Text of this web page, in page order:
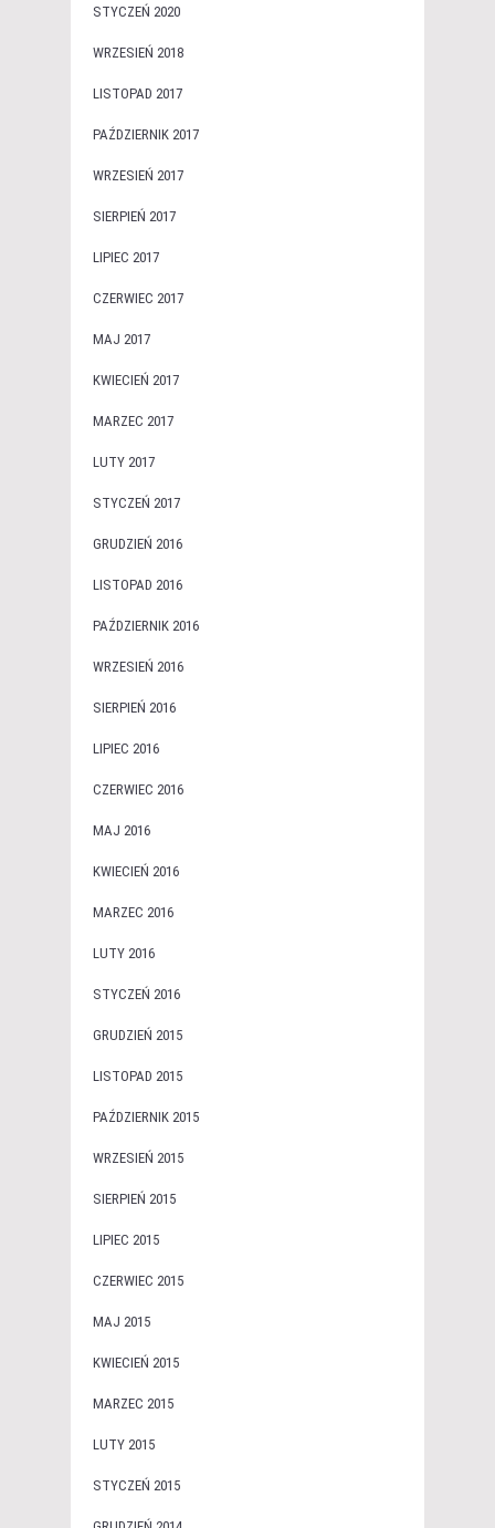
STYCZEŃ 2020
WRZESIEŃ 2018
LISTOPAD 2017
PAŹDZIERNIK 2017
WRZESIEŃ 2017
SIERPIEŃ 2017
LIPIEC 2017
CZERWIEC 2017
MAJ 2017
KWIECIEŃ 2017
MARZEC 2017
LUTY 2017
STYCZEŃ 2017
GRUDZIEŃ 2016
LISTOPAD 2016
PAŹDZIERNIK 2016
WRZESIEŃ 2016
SIERPIEŃ 2016
LIPIEC 2016
CZERWIEC 2016
MAJ 2016
KWIECIEŃ 2016
MARZEC 2016
LUTY 2016
STYCZEŃ 2016
GRUDZIEŃ 2015
LISTOPAD 2015
PAŹDZIERNIK 2015
WRZESIEŃ 2015
SIERPIEŃ 2015
LIPIEC 2015
CZERWIEC 2015
MAJ 2015
KWIECIEŃ 2015
MARZEC 2015
LUTY 2015
STYCZEŃ 2015